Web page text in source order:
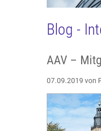
Blog -
AAV –
07.09.2019 von